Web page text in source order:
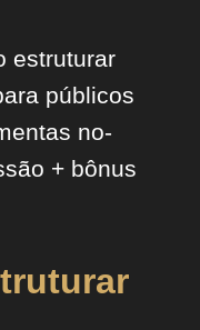
estruturar
públicos
no-
+ bônus